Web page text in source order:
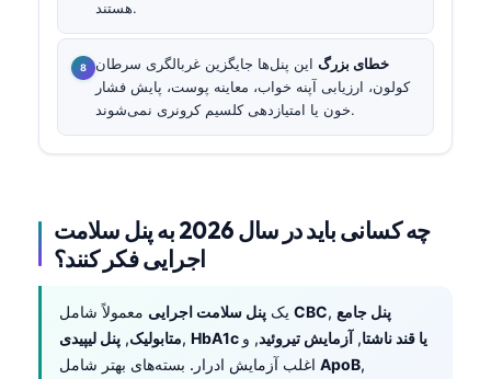
هستند.
خطای بزرگ این پنل‌ها جایگزین غربالگری سرطان
کولون، ارزیابی آپنه خواب، معاینه پوست، پایش فشار
خون یا امتیازدهی کلسیم کرونری نمی‌شوند.
چه کسانی باید در سال 2026 به پنل سلامت
اجرایی فکر کنند؟
یک پنل سلامت اجرایی CBC, پنل جامع
متابولیک, پنل لیپیدی , HbA1c یا قند ناشتا, آزمایش تیروئید, و
ApoB,